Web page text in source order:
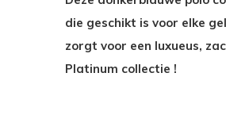
die geschikt is voor elke
zorgt voor een luxueus,
Platinum collectie !